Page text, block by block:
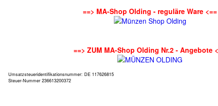
==> MA-Shop Olding - reguläre Ware <==
==> ZUM MA-Shop Olding Nr.2 - Angebote
Umsatzsteueridentifikationsnummer: DE 117626815
Steuer-Nummer 236613200372